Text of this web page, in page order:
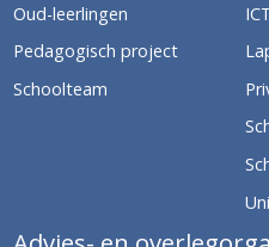
Oud-leerlingen
Pedagogisch project
Schoolteam